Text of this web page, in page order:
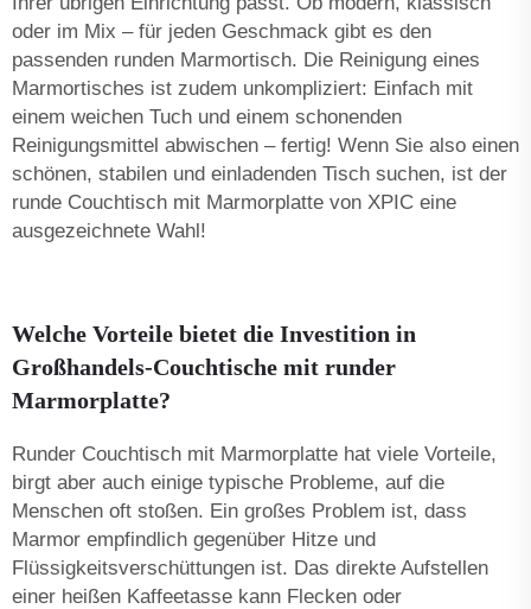
oder im Mix – für jeden Geschmack gibt es den
passenden runden Marmortisch. Die Reinigung eines
Marmortisches ist zudem unkompliziert: Einfach mit
einem weichen Tuch und einem schonenden
Reinigungsmittel abwischen – fertig! Wenn Sie also einen
schönen, stabilen und einladenden Tisch suchen, ist der
runde Couchtisch mit Marmorplatte von XPIC eine
ausgezeichnete Wahl!
Welche Vorteile bietet die Investition in
Großhandels-Couchtische mit runder
Marmorplatte?
Runder Couchtisch mit Marmorplatte hat viele Vorteile,
birgt aber auch einige typische Probleme, auf die
Menschen oft stoßen. Ein großes Problem ist, dass
Marmor empfindlich gegenüber Hitze und
Flüssigkeitsverschüttungen ist. Das direkte Aufstellen
einer heißen Kaffeetasse kann Flecken oder